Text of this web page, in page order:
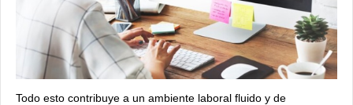
Todo esto contribuye a un ambiente laboral fluido y de